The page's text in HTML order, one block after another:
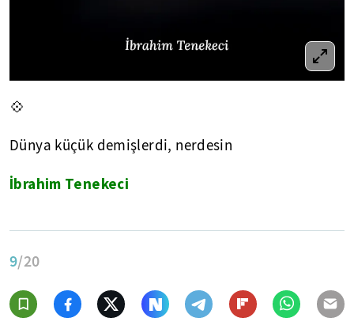
💠
Dünya küçük demişlerdi, nerdesin
İbrahim Tenekeci
9/20